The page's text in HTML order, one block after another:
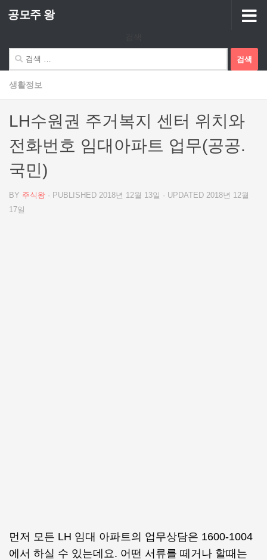
Skip to content
공모주 왕
색:
생활정보
LH수원권 주거복지 센터 위치와
전화번호 임대아파트 업무(공공.
국민)
BY 주식왕 · PUBLISHED 2018년 12월 13일 · UPDATED 2018년 12월
17일
먼저 모든 LH 임대 아파트의 업무상담은 1600-1004
에서 하실 수 있는데요. 어떤 서류를 떼거나 할때는